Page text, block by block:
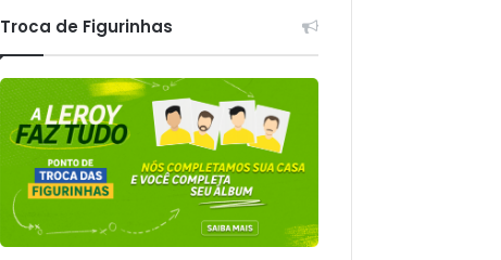
Troca de Figurinhas